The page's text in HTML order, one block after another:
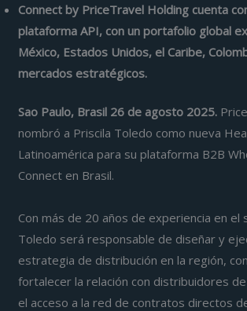
Connect by PriceTravel Holding cuenta
plataforma API, con un portafolio global
México, Estados Unidos, el Caribe,
mercados estratégicos.
Sao Paulo, Brasil 26 de agosto 2025.
nombró a Priscila Toledo como nueva
Latinoamérica para su plataforma B2B
Connect en Brasil.
Con más de 20 años de experiencia en
Toledo será responsable de diseñar y
estrategia de distribución en la región,
fortalecer la relación con distribuidores
el acceso a la red de contratos directos